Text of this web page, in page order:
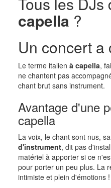
capella ?
Un concert a
Le terme italien à capella,
ne chantent pas
chant brut sans instrument.
Avantage d'une
capella
La voix, le chant sont nus,
d'instrument, dit pas
matériel à apporter si ce
pour porter un peu plus. La
intimiste et plein d'émotions !